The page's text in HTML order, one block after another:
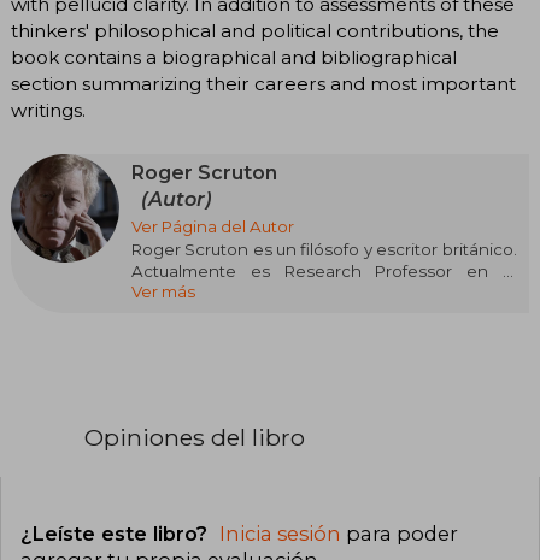
with pellucid clarity. In addition to assessments of these
thinkers' philosophical and political contributions, the
book contains a biographical and bibliographical
section summarizing their careers and most important
writings.
Roger Scruton
(Autor)
Ver Página del Autor
Roger Scruton es un filósofo y escritor británico.
Actualmente es Research Professor en el
Institute for the Psychological Sciences donde
Ver más
Opiniones del libro
¿Leíste este libro? Inicia sesión para poder